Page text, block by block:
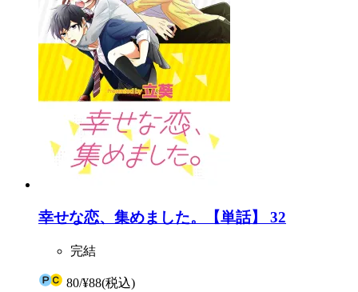
幸せな恋、集めました。【単話】 32
完結
80/¥88(税込)